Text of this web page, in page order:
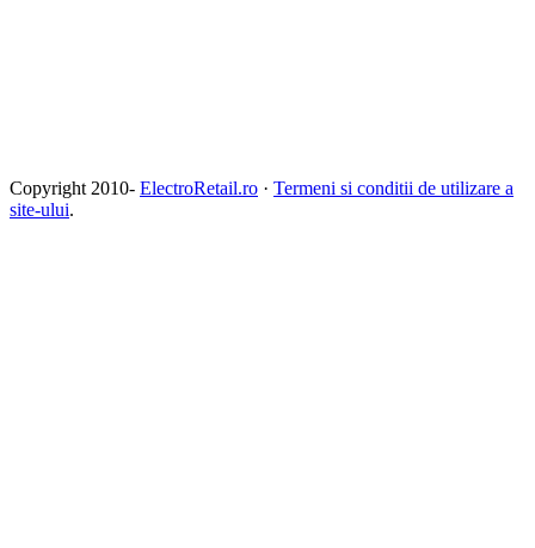
Copyright 2010- ElectroRetail.ro · Termeni si conditii de utilizare a
site-ului.